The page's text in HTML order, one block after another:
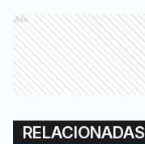
Ads
RELACIONADAS